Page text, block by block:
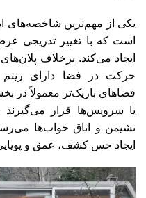
یکی از مهم‌ترین شاخصه‌های
است که با تغییر تدریجی
ایجاد می‌کند. برخلاف
حرکت در فضا دارای
فضاهای باریک‌تر معمولاً در
یا سرویس‌ها قرار می‌گیرند
نشیمن و اتاق خواب‌ها
ایجاد حس کشف، عمق و